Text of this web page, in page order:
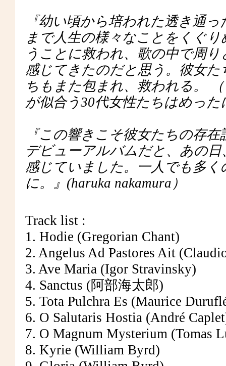
『幼い頃から培われた透き通
まで人生の様々なことをくぐ
うことに救われ、歌の中で周
感じてきたのだと思う。彼女
ちもまた包まれ、救われる。
が似合う30代女性たちはめっ
『この響きこそ彼女たちの存
デビューアルバムだと、あの
感じていました。一人でも多
に。』(haruka nakamura）
Track list :
1. Hodie (Gregorian Chant)
2. Angelus Ad Pastores Ait
3. Ave Maria (Igor Stravinsky)
4. Sanctus (阿部海太郎)
5. Tota Pulchra Es (Maurice
6. O Salutaris Hostia (André
7. O Magnum Mysterium (Tomas
8. Kyrie (William Byrd)